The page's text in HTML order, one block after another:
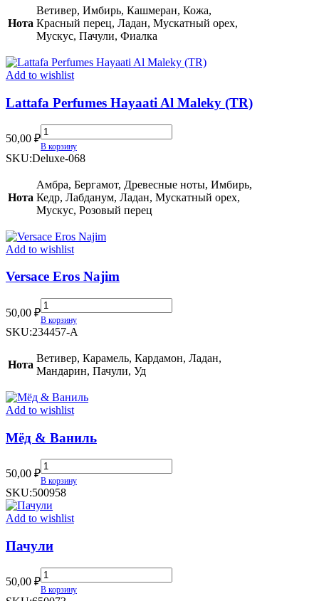
(TR)
quantity
Нота
Ветивер, Имбирь, Кашмеран, Кожа,
Красный перец, Ладан, Мускатный орех,
Мускус, Пачули, Фиалка
Add to wishlist
Lattafa Perfumes Hayaati Al Maleky (TR)
50,00 ₽
Lattafa
Perfumes
Hayaati
Maleky
(TR)
quantity
В корзину
SKU:Deluxe-068
Нота
Амбра, Бергамот, Древесные ноты, Имбирь,
Кедр, Лабданум, Ладан, Мускатный орех,
Мускус, Розовый перец
Add to wishlist
Versace Eros Najim
50,00 ₽
Versace
Eros
Najim
В корзину
SKU:234457-A
Нота
Ветивер, Карамель, Кардамон, Ладан,
Мандарин, Пачули, Уд
Add to wishlist
Мёд & Ваниль
50,00 ₽
Мёд
&
Ваниль
quantity
В корзину
SKU:500958
Add to wishlist
Пачули
50,00 ₽
Пачули
quantity
В корзину